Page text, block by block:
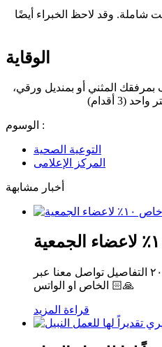
شاملة. وقد لاحظ الخبراء أيضًا
الوقاية
المثني أو بمنديل ورقي،
أقدام)
الوسوم :
التوعية الصحية
المركز الإعلامى
أخبار مشابهة
خصم خاص ١٠٪ لاعضاء الجمعية على أسعار الاقامة في مجموعة سكناي للفنادق والمنتجعات لأعضاء الجمعية السعودية للتمريض الى تاريخ ٣٠ مارس ٢٠٢٤ التفاصيل تواصل معنا عبر
الخاص او الواتس 🙏🏻
قراءة المزيد